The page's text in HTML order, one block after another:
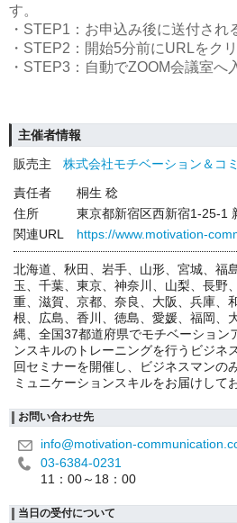
す。
・STEP1：お申込み後に送付され
・STEP2：開始5分前にURLをク
・STEP3：自動でZOOM会議室へ
主催者情報
販売主
株式会社モチベーション＆コ
責任者
桐生 稔
住所
東京都新宿区西新宿1-25-1
関連URL
https://www.motivation-
北海道、秋田、岩手、山形、宮城、福
玉、千葉、東京、神奈川、山梨、長野
重、滋賀、京都、奈良、大阪、兵庫、
根、広島、香川、徳島、愛媛、福岡、
縄、全国37都道府県でモチベーション
ンスキルのトレーニングを行うビジネ
回セミナーを開催し、ビジネスマンの
ミュニケーションスキルをお届けして
お問い合わせ先
info@motivation-
03-6384-0231
11：00～18：00
当日の受付について